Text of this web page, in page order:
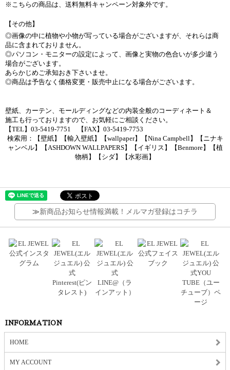
※こちらの商品は、送料無料キャンペーン対象外です。
【その他】
◎画像の中に植物や小物が写っている場合がございますが、それらは商
品に含まれておりません。
◎パソコン・モニターの設定によって、画像と実物の色合いが多少違う
場合がございます。
あらかじめご承知おき下さいませ。
◎商品は予告なく価格変更・販売中止になる場合がございます。
壁紙、カーテン、モールディングなどの内装全般のコーディネート＆
施工も行っておりますので、お気軽にご相談ください。
【TEL】03-5419-7751 【FAX】03-5419-7753
検索用：【壁紙】【輸入壁紙】【wallpaper】【Nina Campbell】【ニナキ
ャンベル】【ASHDOWN WALLPAPERS】【イギリス】【Benmore】【植
物柄】【シダ】【水彩画】
≫新商品お知らせ情報満載！メルマガ登録はコチラ
INFORMATION
HOME
MY ACCOUNT